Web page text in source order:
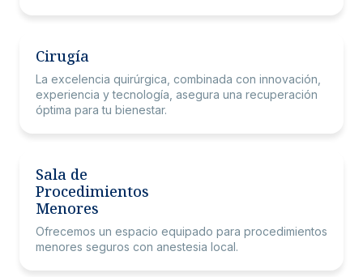
Cirugía
La excelencia quirúrgica, combinada con innovación,
experiencia y tecnología, asegura una recuperación
óptima para tu bienestar.
Sala de
Procedimientos
Menores
Ofrecemos un espacio equipado para procedimientos
menores seguros con anestesia local.